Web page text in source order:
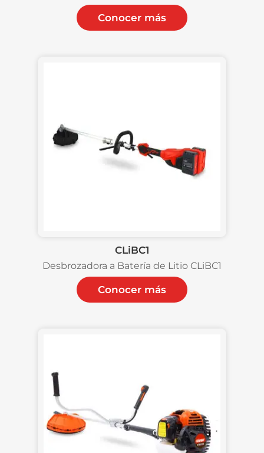
Conocer más
CLiBC1
Desbrozadora a Batería de Litio CLiBC1
Conocer más